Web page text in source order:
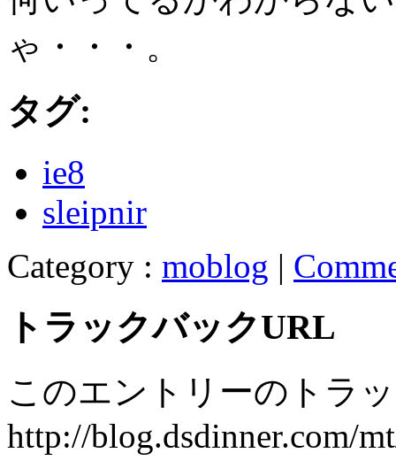
ゃ・・・。
タグ:
ie8
sleipnir
Category : moblog |
トラックバックURL
このエントリーのトラ
http://blog.dsdinner.com/